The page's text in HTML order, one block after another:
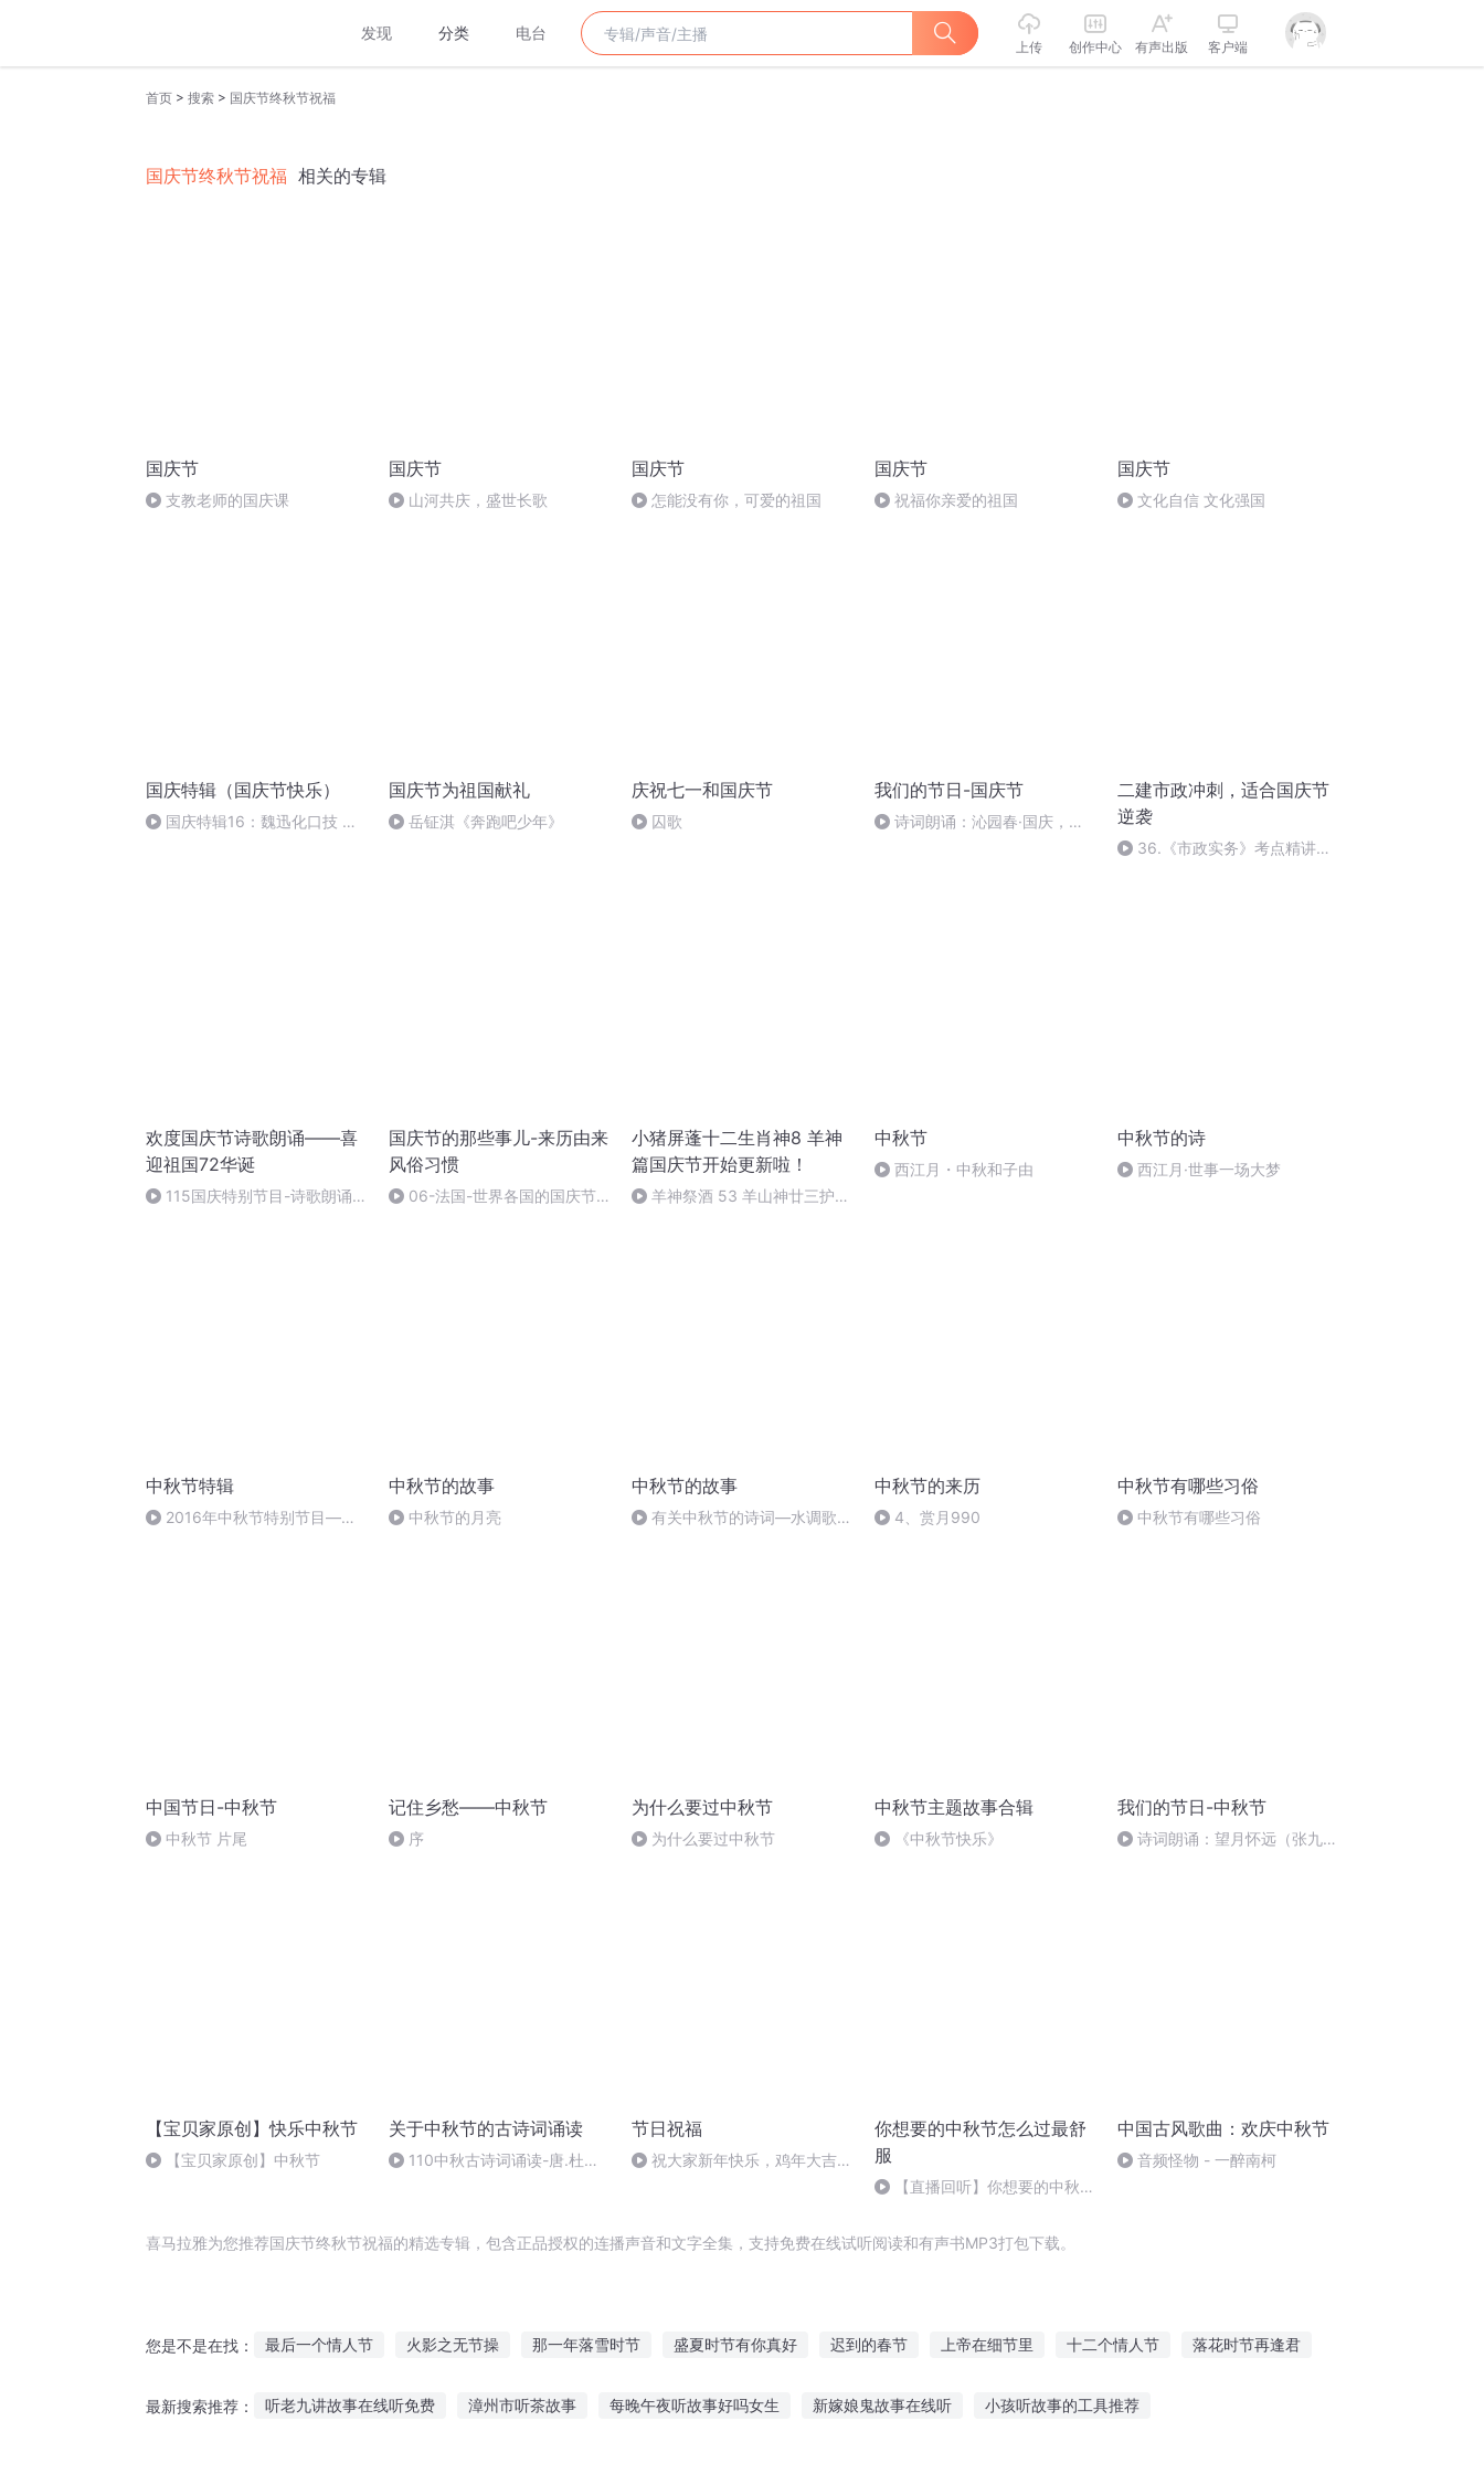
发现 分类 电台
上传 创作中心 有声出版 客户端
首页 > 搜索 > 国庆节终秋节祝福
国庆节终秋节祝福 相关的专辑
国庆节
支教老师的国庆课
国庆节
山河共庆，盛世长歌
国庆节
怎能没有你，可爱的祖国
国庆节
祝福你亲爱的祖国
国庆节
文化自信 文化强国
国庆特辑（国庆节快乐）
国庆特辑16：魏迅化口技 二
国庆节为祖国献礼
岳钲淇《奔跑吧少年》
庆祝七一和国庆节
囚歌
我们的节日-国庆节
诗词朗诵：沁园春·国庆，朗
二建市政冲刺，适合国庆节
逆袭
36.《市政实务》考点精讲第
欢度国庆节诗歌朗诵——喜
迎祖国72华诞
115国庆特别节目-诗歌朗诵-
国庆节的那些事儿-来历由来
风俗习惯
06-法国-世界各国的国庆节-
小猪屏蓬十二生肖神8 羊神
篇国庆节开始更新啦！
羊神祭酒 53 羊山神廿三护祭
中秋节
西江月・中秋和子由
中秋节的诗
西江月·世事一场大梦
中秋节特辑
2016年中秋节特别节目—夏
中秋节的故事
中秋节的月亮
中秋节的故事
有关中秋节的诗词―水调歌
中秋节的来历
4、赏月990
中秋节有哪些习俗
中秋节有哪些习俗
中国节日-中秋节
中秋节 片尾
记住乡愁——中秋节
序
为什么要过中秋节
为什么要过中秋节
中秋节主题故事合辑
《中秋节快乐》
我们的节日-中秋节
诗词朗诵：望月怀远（张九
【宝贝家原创】快乐中秋节
【宝贝家原创】中秋节
关于中秋节的古诗词诵读
110中秋古诗词诵读-唐.杜甫-
节日祝福
祝大家新年快乐，鸡年大吉大
你想要的中秋节怎么过最舒
服
【直播回听】你想要的中秋节
中国古风歌曲：欢庆中秋节
音频怪物 - 一醉南柯
喜马拉雅为您推荐国庆节终秋节祝福的精选专辑，包含正品授权的连播声音和文字全集，支持免费在线试听阅读和有声书MP3打包下载。
您是不是在找： 最后一个情人节 火影之无节操 那一年落雪时节 盛夏时节有你真好 迟到的春节 上帝在细节里 十二个情人节 落花时节再逢君
最新搜索推荐： 听老九讲故事在线听免费 漳州市听茶故事 每晚午夜听故事好吗女生 新嫁娘鬼故事在线听 小孩听故事的工具推荐